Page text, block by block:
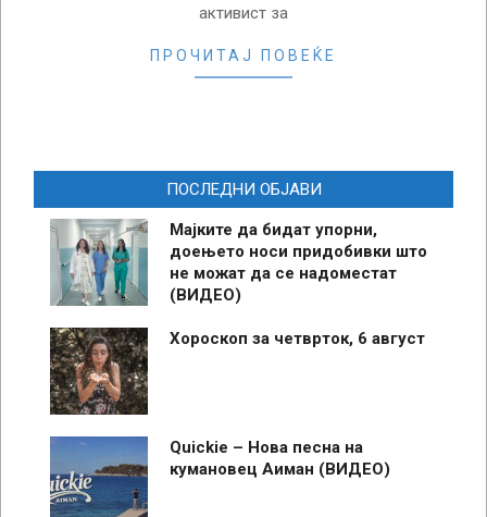
активист за
ПРОЧИТАЈ ПОВЕЌЕ
ПОСЛЕДНИ ОБЈАВИ
Мајките да бидат упорни,
доењето носи придобивки што
не можат да се надоместат
(ВИДЕО)
Хороскоп за четврток, 6 август
Quickie – Нова песна на
кумановец Аиман (ВИДЕО)